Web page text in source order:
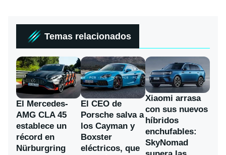
Temas relacionados
El Mercedes-
AMG CLA 45
establece un
récord en
Nürburgring
El CEO de
Porsche salva a
los Cayman y
Boxster
eléctricos, que
Xiaomi arrasa
con sus nuevos
híbridos
enchufables:
SkyNomad